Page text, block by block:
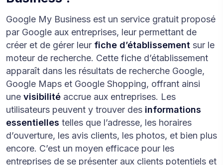
Google My Business est un service gratuit proposé
par Google aux entreprises, leur permettant de
créer et de gérer leur fiche d’établissement sur le
moteur de recherche. Cette fiche d’établissement
apparaît dans les résultats de recherche Google,
Google Maps et Google Shopping, offrant ainsi
une visibilité accrue aux entreprises. Les
utilisateurs peuvent y trouver des informations
essentielles telles que l’adresse, les horaires
d’ouverture, les avis clients, les photos, et bien plus
encore. C’est un moyen efficace pour les
entreprises de se présenter aux clients potentiels et